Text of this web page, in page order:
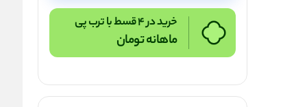
خرید در 4 قسط با ترب پی
ماهانهتومان